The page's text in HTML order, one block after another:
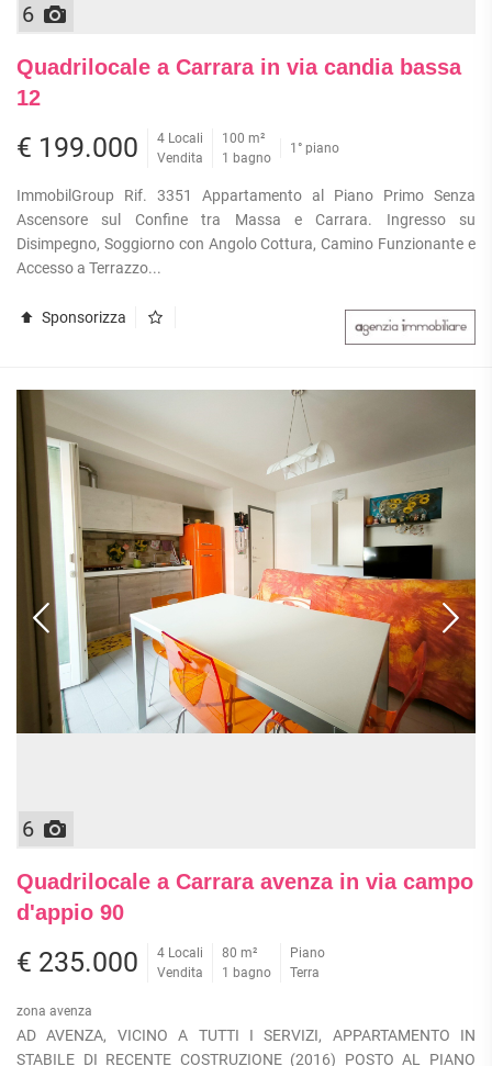
6
Quadrilocale a Carrara in via candia bassa
12
€ 199.000
4 Locali
Vendita
100 m²
1 bagno
1° piano
ImmobilGroup Rif. 3351 Appartamento al Piano Primo Senza
Ascensore sul Confine tra Massa e Carrara. Ingresso su
Disimpegno, Soggiorno con Angolo Cottura, Camino Funzionante e
Accesso a Terrazzo...
Sponsorizza
6
Quadrilocale a Carrara avenza in via campo
d'appio 90
€ 235.000
4 Locali
Vendita
80 m²
1 bagno
Piano
Terra
zona avenza
AD AVENZA, VICINO A TUTTI I SERVIZI, APPARTAMENTO IN
STABILE DI RECENTE COSTRUZIONE (2016) POSTO AL PIANO